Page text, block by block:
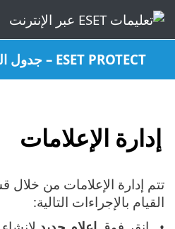
ESET PROTECT – جدول المحتويات
إدارة الإعلامات
تتم إدارة الإعلامات من خلال
القيام بالإجراءات التالية: